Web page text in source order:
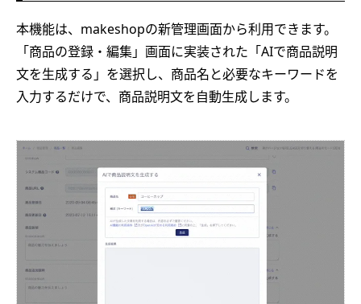
本機能は、makeshopの新管理画面から利用できます。
「商品の登録・編集」画面に実装された「AIで商品説明
文を生成する」を選択し、商品名と必要なキーワードを
入力するだけで、商品説明文を自動生成します。